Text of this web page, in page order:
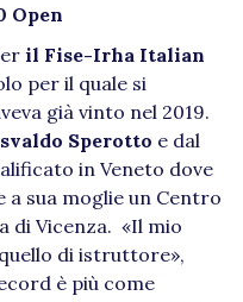
Open
il Fise-Irha Italian
per il quale si
già vinto nel 2019.
Sperotto e dal
in Veneto dove
a sua moglie un Centro
di Vicenza. «Il mio
di istruttore»,
è più come